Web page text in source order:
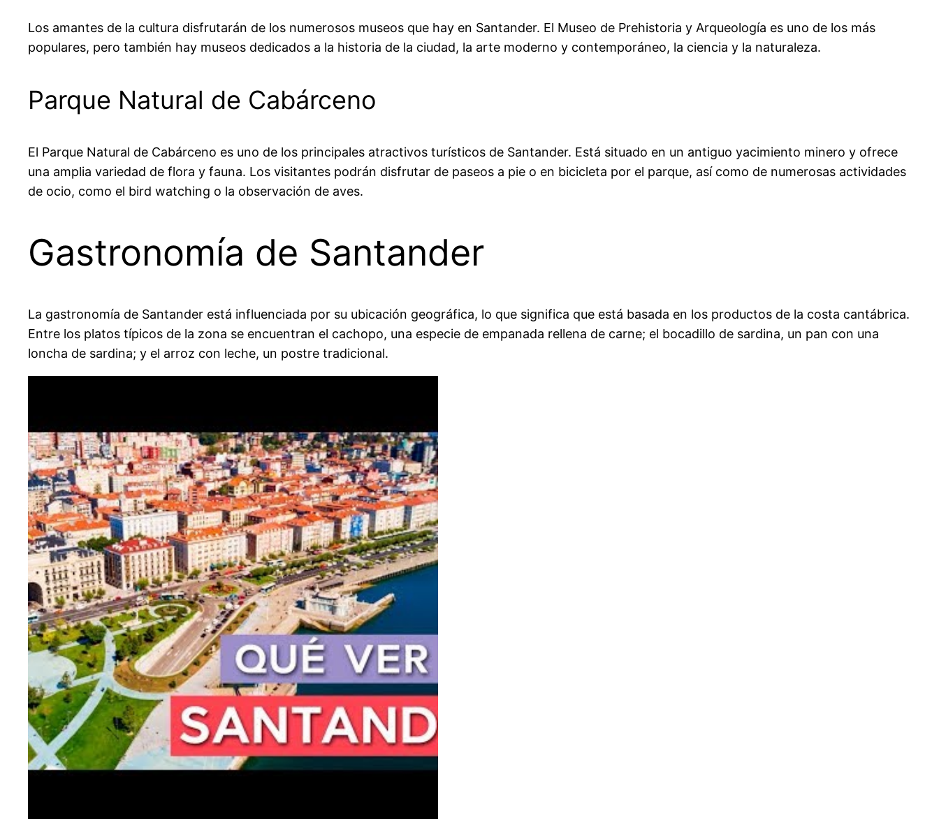
Los amantes de la cultura disfrutarán de los numerosos museos que hay en Santander. El Museo de Prehistoria y Arqueología es uno de los más
populares, pero también hay museos dedicados a la historia de la ciudad, la arte moderno y contemporáneo, la ciencia y la naturaleza.
Parque Natural de Cabárceno
El Parque Natural de Cabárceno es uno de los principales atractivos turísticos de Santander. Está situado en un antiguo yacimiento minero y ofrece
una amplia variedad de flora y fauna. Los visitantes podrán disfrutar de paseos a pie o en bicicleta por el parque, así como de numerosas actividades
de ocio, como el bird watching o la observación de aves.
Gastronomía de Santander
La gastronomía de Santander está influenciada por su ubicación geográfica, lo que significa que está basada en los productos de la costa cantábrica.
Entre los platos típicos de la zona se encuentran el cachopo, una especie de empanada rellena de carne; el bocadillo de sardina, un pan con una
loncha de sardina; y el arroz con leche, un postre tradicional.